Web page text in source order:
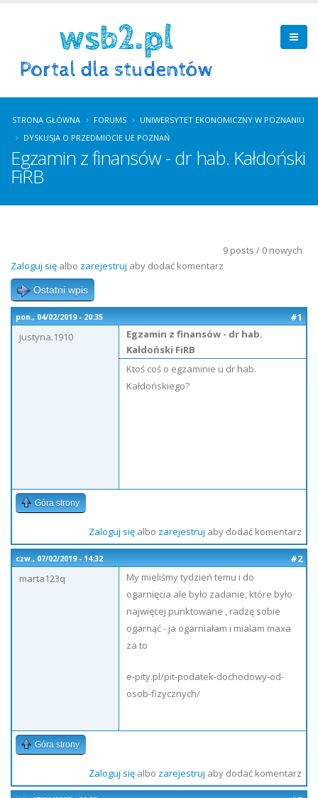
STRONA GŁÓWNA FORUMS
UNIWERSYTET EKONOMICZNY W POZNANIU
DYSKUSJA O PRZEDMIOCIE UE POZNAŃ
Egzamin z finansów - dr hab. Kałdoński
FiRB
9 posts / 0 nowych
Zaloguj się albo zarejestruj aby dodać komentarz
Ostatni wpis
pon., 04/02/2019 - 20:35
#1
justyna.1910
Egzamin z finansów - dr hab.
Kałdoński FiRB
Ktoś coś o egzaminie u dr hab.
Kałdońskiego?
Góra strony
Zaloguj sięalbo zarejestruj aby dodać komentarz
czw., 07/02/2019 - 14:32
#2
marta123q
My mieliśmy tydzień temu i do
ogarnięcia ale było zadanie, które było
najwięcej punktowane , radzę sobie
ogarnąć - ja ogarniałam i mialam maxa
za to
e-pity.pl/pit-podatek-dochodowy-od-
osob-fizycznych/
Góra strony
Zaloguj sięalbo zarejestruj aby dodać komentarz